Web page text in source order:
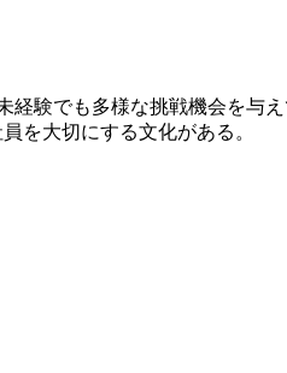
経験でも多様な挑戦機会を
を大切にする文化がある。